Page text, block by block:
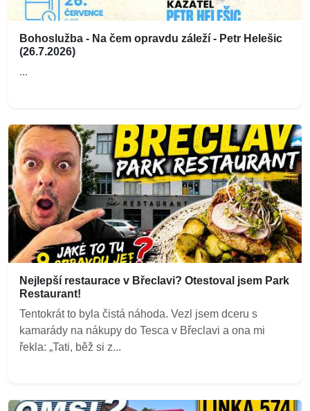
Bohoslužba - Na čem opravdu záleží - Petr Helešic
(26.7.2026)
...
Nejlepší restaurace v Břeclavi? Otestoval jsem Park
Restaurant!
Tentokrát to byla čistá náhoda. Vezl jsem dceru s
kamarády na nákupy do Tesca v Břeclavi a ona mi
řekla: „Tati, běž si z...